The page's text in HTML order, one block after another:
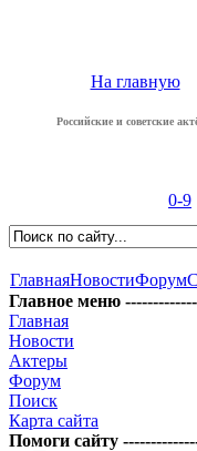
На главную
Российские и советские
0-9
ГлавнаяНовостиФорум
Главное меню -------------
Главная
Новости
Актеры
Форум
Поиск
Карта сайта
Помоги сайту